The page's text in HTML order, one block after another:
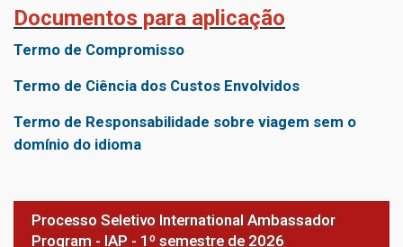
Documentos para aplicação
Termo de Compromisso
Termo de Ciência dos Custos Envolvidos
Termo de Responsabilidade sobre viagem sem o
domínio do idioma
Processo Seletivo International Ambassador
Program - IAP - 1º semestre de 2026